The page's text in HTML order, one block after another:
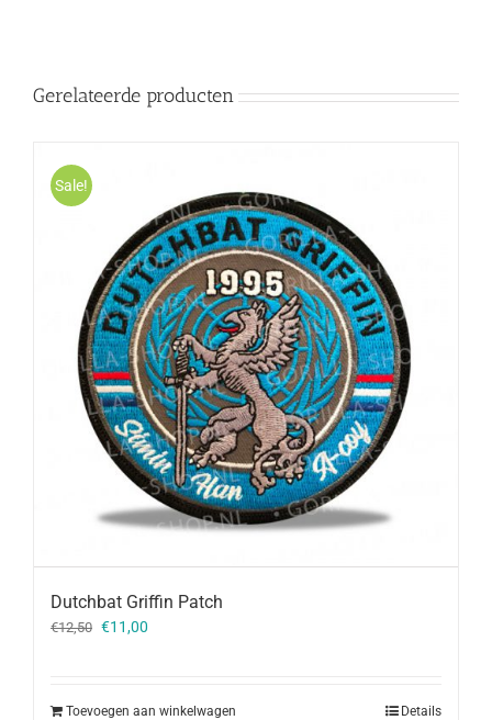
Gerelateerde producten
Sale!
Dutchbat Griffin Patch
€12,50 Oorspronkelijke
€11,00
Toevoegen aan winkelwagen Details